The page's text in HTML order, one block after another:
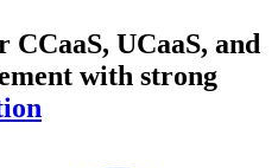
UCaaS, and
with strong